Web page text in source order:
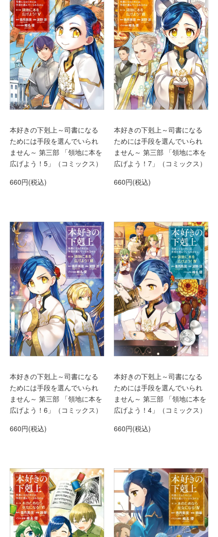
本好きの下剋上～司書になる
ためには手段を選んでいられ
ません～ 第三部 「領地に本を
広げよう！5」（コミックス）
660円(税込)
本好きの下剋上～司書になる
ためには手段を選んでいられ
ません～ 第三部 「領地に本を
広げよう！7」（コミックス）
660円(税込)
本好きの下剋上～司書になる
ためには手段を選んでいられ
ません～ 第三部 「領地に本を
広げよう！6」（コミックス）
660円(税込)
本好きの下剋上～司書になる
ためには手段を選んでいられ
ません～ 第三部 「領地に本を
広げよう！4」（コミックス）
660円(税込)